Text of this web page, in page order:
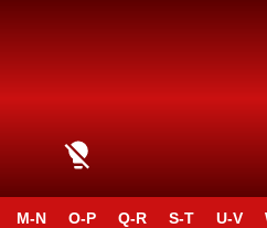
M-N O-P Q-R S-T U-V